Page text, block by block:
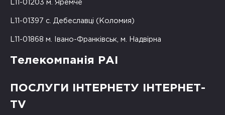
L11-01203 м. Яремче
L11-01397 с. Дебеславці (Коломия)
L11-01868 м. Івано-Франківськ, м. Надвірна
Телекомпанія РАІ
ПОСЛУГИ ІНТЕРНЕТУ ІНТЕРНЕТ-
TV